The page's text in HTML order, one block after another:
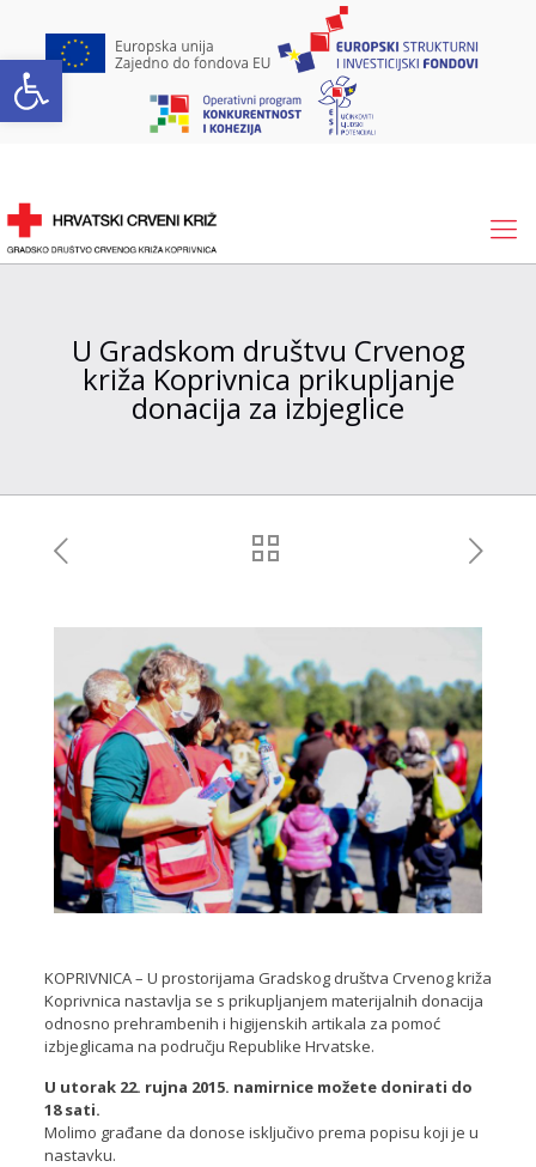
Open toolbar
U Gradskom društvu Crvenog
križa Koprivnica prikupljanje
donacija za izbjeglice
KOPRIVNICA – U prostorijama Gradskog društva Crvenog križa
Koprivnica nastavlja se s prikupljanjem materijalnih donacija
odnosno prehrambenih i higijenskih artikala za pomoć
izbjeglicama na području Republike Hrvatske.
U utorak 22. rujna 2015. namirnice možete donirati do
18 sati.
Molimo građane da donose isključivo prema popisu koji je u
nastavku.